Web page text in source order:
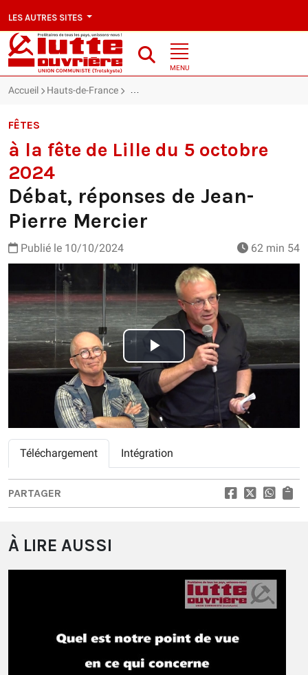
LES AUTRES SITES
MENU
Accueil Hauts-de-France à la fête de Lille du 5 octobre 2024 :
FÊTES
à la fête de Lille du 5 octobre
2024
Débat, réponses de Jean-
Pierre Mercier
Publié le 10/10/2024 62 min 54
Play
Video
Téléchargement Intégration
PARTAGER
À LIRE AUSSI